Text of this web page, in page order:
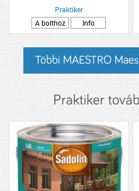
Praktiker
A bolthoz
Info
Többi MAESTRO
Praktiker